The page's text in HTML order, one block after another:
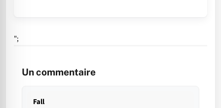
";
Un commentaire
Fall